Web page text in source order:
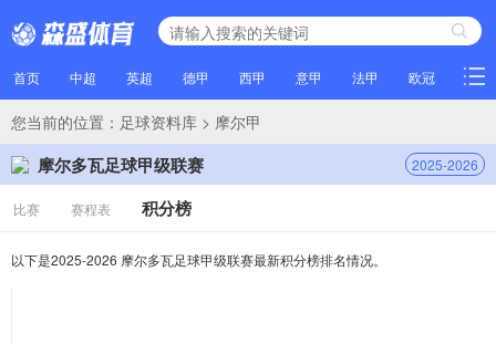
首页 中超 英超 德甲 西甲 意甲 法甲 欧冠 NBA
您当前的位置： 足球资料库 > 摩尔甲
摩尔多瓦足球甲级联赛 2025-2026
比赛 赛程表 积分榜
以下是2025-2026 摩尔多瓦足球甲级联赛最新积分榜排名情况。